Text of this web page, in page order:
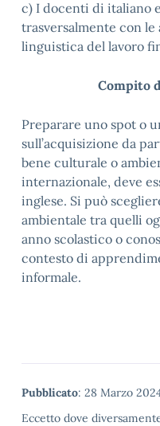
c) I docenti di italiano
trasversalmente con
linguistica del lavoro
Compito
Preparare uno spot o
sull’acquisizione da
bene culturale o
internazionale, deve
inglese. Si può
ambientale tra quelli
anno scolastico o
contesto di
informale.
Metadata
Pubblicato: 28 Marzo
Eccetto dove